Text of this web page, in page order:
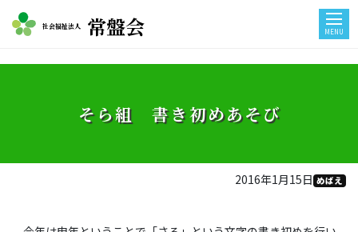
社会福祉法人 常盤会 MENU
そら組 書き初めあそび
2016年1月15日 めばえ